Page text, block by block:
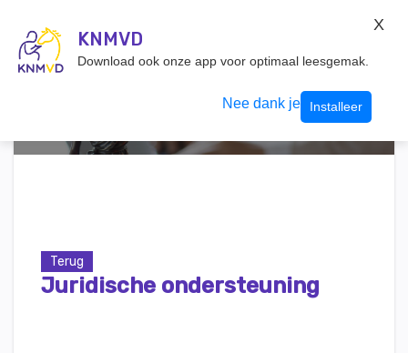
Inloggen
Terug
Juridische ondersteuning
KNMVD
Download ook onze app voor optimaal leesgemak.
Nee dank je Installeer
X